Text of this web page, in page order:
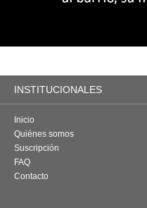
INSTITUCIONALES
Inicio
Quiénes somos
Suscripción
FAQ
Contacto